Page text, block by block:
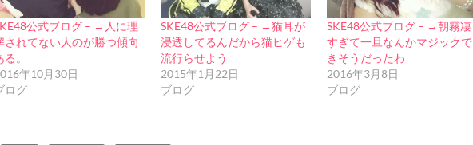
公式ブログ – →人に理
されてない人のが勝つ傾向
る。
年10月30日
ログ
SKE48公式ブログ – →猫耳が
浸透してるんだから猫ヒゲも
流行らせよう
2015年1月22日
ブログ
SKE48公式ブログ – →朝霧凄
すぎて一旦なんかマジックで
きそうだったわ
2016年3月8日
ブログ